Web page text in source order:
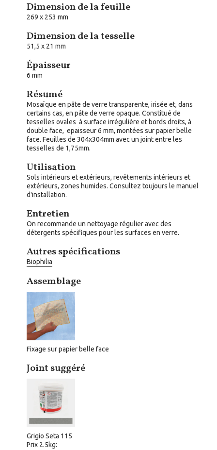
Dimension de la feuille
269 x 253 mm
Dimension de la tesselle
51,5 x 21 mm
Épaisseur
6 mm
Résumé
Mosaïque en pâte de verre transparente, irisée et, dans
certains cas, en pâte de verre opaque. Constitué de
tesselles ovales à surface irrégulière et bords droits, à
double face, epaisseur 6 mm, montées sur papier belle
face. Feuilles de 304x304mm avec un joint entre les
tesselles de 1,75mm.
Utilisation
Sols intérieurs et extérieurs, revêtements intérieurs et
extérieurs, zones humides. Consultez toujours le manuel
d'installation.
Entretien
On recommande un nettoyage régulier avec des
détergents spécifiques pour les surfaces en verre.
Autres spécifications
Biophilia
Assemblage
Fixage sur papier belle face
Joint suggéré
Grigio Seta 115
Prix 2.5kg: